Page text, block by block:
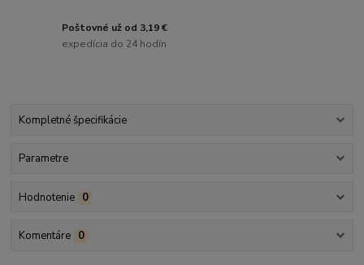
Poštovné už od 3,19 €
expedícia do 24 hodín
Kompletné špecifikácie
Parametre
Hodnotenie 0
Komentáre 0